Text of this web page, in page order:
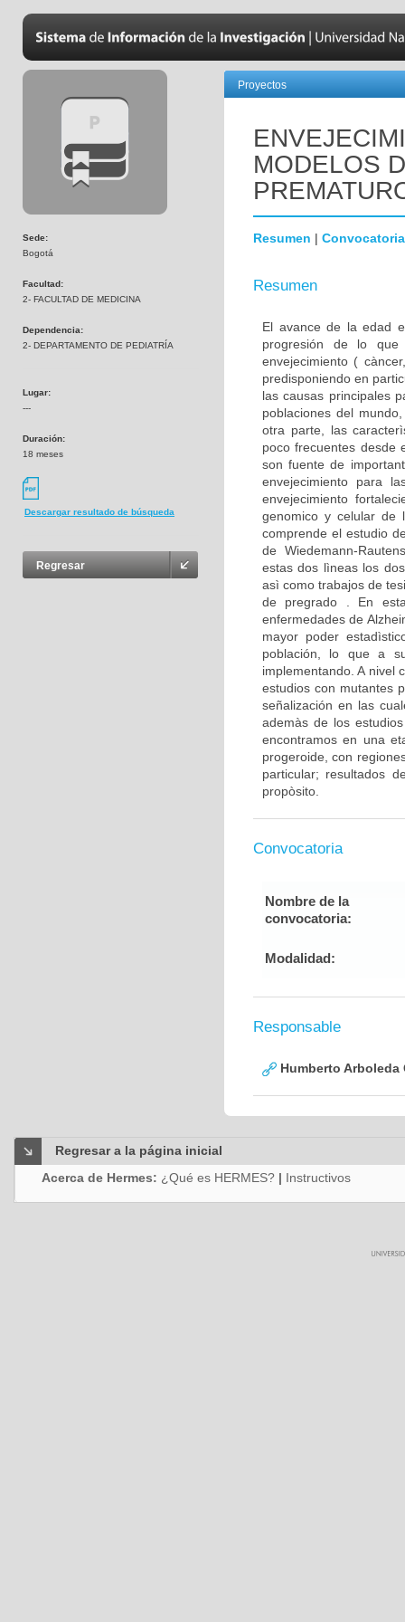
Sede:
Bogotá
Facultad:
2- FACULTAD DE MEDICINA
Dependencia:
2- DEPARTAMENTO DE PEDIATRÍA
Lugar:
---
Duración:
18 meses
Descargar resultado de búsqueda
Regresar
Proyectos
MODELOS
Resumen | Convocatoria
Resumen
El avance de la edad
progresión de lo que
envejecimiento (
predisponiendo en
las causas principales
poblaciones del
otra parte, las
poco frecuentes desde
son fuente de
envejecimiento para
envejecimiento
genomico y celular de
comprende el estudio
de Wiedemann-
estas dos lìneas los
asì como trabajos de
de pregrado . En
enfermedades de
mayor poder
población, lo que a
implementando. A nivel
estudios con mutantes
señalización en las
ademàs de los
encontramos en una
progeroide, con
particular; resultados
propòsito.
Convocatoria
Nombre de la
convocatoria:
Modalidad:
Responsable
Humberto Arboleda
Regresar a la página inicial
Acerca de Hermes: ¿Qué es HERMES? | Instructivos